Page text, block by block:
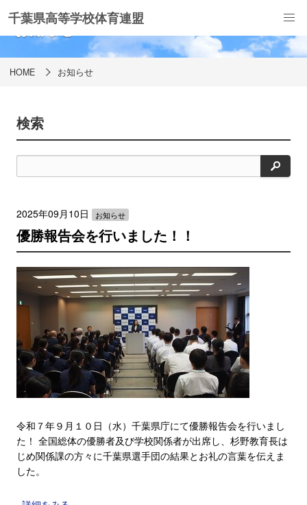
千葉県高等学校体育連盟
お知らせ
HOME お知らせ
検索
検
索
2025年09月10日 お知らせ
優勝報告会を行いました！！
令和７年９月１０日（水）千葉県庁にて優勝報告会を行いまし
た！ 全国総体の優勝者及び学校関係者が出席し、杉野教育長は
じめ関係課の方々に千葉県選手団の結果とお礼の言葉を伝えま
した。